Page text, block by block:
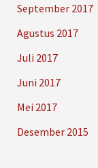
September 2017
Agustus 2017
Juli 2017
Juni 2017
Mei 2017
Desember 2015